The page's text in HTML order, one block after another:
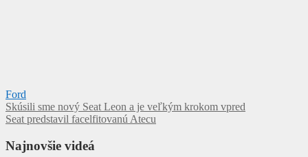
Ford
Navigácia
v
článku
Skúsili sme nový Seat Leon a je veľkým krokom vpred
Seat predstavil facelfitovanú Atecu
Najnovšie videá